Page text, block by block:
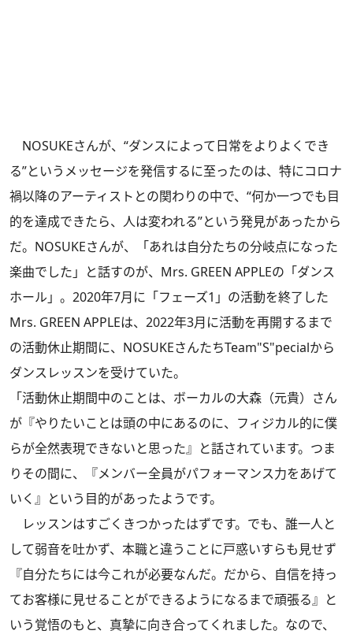
NOSUKEさんが、“ダンスによって日常をよりよくでき
る”というメッセージを発信するに至ったのは、特にコロナ
禍以降のアーティストとの関わりの中で、“何か一つでも目
的を達成できたら、人は変われる”という発見があったから
だ。NOSUKEさんが、「あれは自分たちの分岐点になった
楽曲でした」と話すのが、Mrs. GREEN APPLEの「ダンス
ホール」。2020年7月に「フェーズ1」の活動を終了した
Mrs. GREEN APPLEは、2022年3月に活動を再開するまで
の活動休止期間に、NOSUKEさんたちTeam"S"pecialから
ダンスレッスンを受けていた。
「活動休止期間中のことは、ボーカルの大森（元貴）さん
が『やりたいことは頭の中にあるのに、フィジカル的に僕
らが全然表現できないと思った』と話されています。つま
りその間に、『メンバー全員がパフォーマンス力をあげて
いく』という目的があったようです。
レッスンはすごくきつかったはずです。でも、誰一人と
して弱音を吐かず、本職と違うことに戸惑いすらも見せず
『自分たちには今これが必要なんだ。だから、自信を持っ
てお客様に見せることができるようになるまで頑張る』と
いう覚悟のもと、真摯に向き合ってくれました。なので、